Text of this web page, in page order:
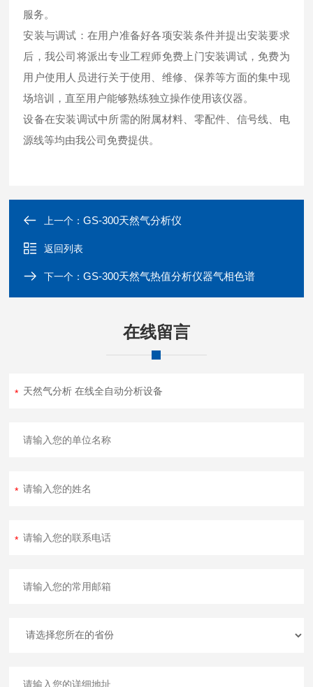
服务。
安装与调试：在用户准备好各项安装条件并提出安装要求
后，我公司将派出专业工程师免费上门安装调试，免费为
用户使用人员进行关于使用、维修、保养等方面的集中现
场培训，直至用户能够熟练独立操作使用该仪器。
设备在安装调试中所需的附属材料、零配件、信号线、电
源线等均由我公司免费提供。
上一个：GS-300天然气分析仪
返回列表
下一个：GS-300天然气热值分析仪器气相色谱
在线留言